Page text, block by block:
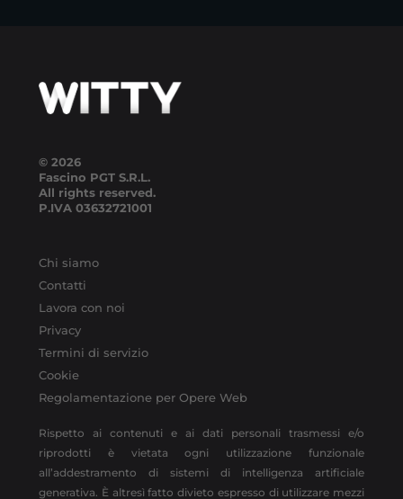
© 2026
Fascino PGT S.R.L.
All rights reserved.
P.IVA 03632721001
Chi siamo
Contatti
Lavora con noi
Privacy
Termini di servizio
Cookie
Regolamentazione per Opere Web
Rispetto ai contenuti e ai dati personali trasmessi e/o
riprodotti è vietata ogni utilizzazione funzionale
all’addestramento di sistemi di intelligenza artificiale
generativa. È altresì fatto divieto espresso di utilizzare mezzi